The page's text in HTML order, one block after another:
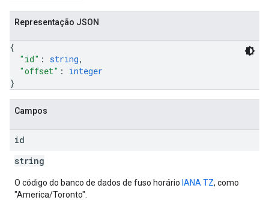
Representação JSON
{
"id" : string,
"offset" : integer
}
Campos
id
string
O código do banco de dados de fuso horário IANA TZ, como
"America/Toronto".